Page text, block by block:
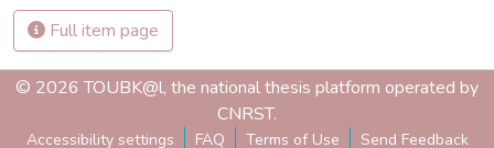
Full item page
© 2026 TOUBK@l, the national thesis platform operated by
CNRST.
Accessibility settings FAQ Terms of Use Send Feedback